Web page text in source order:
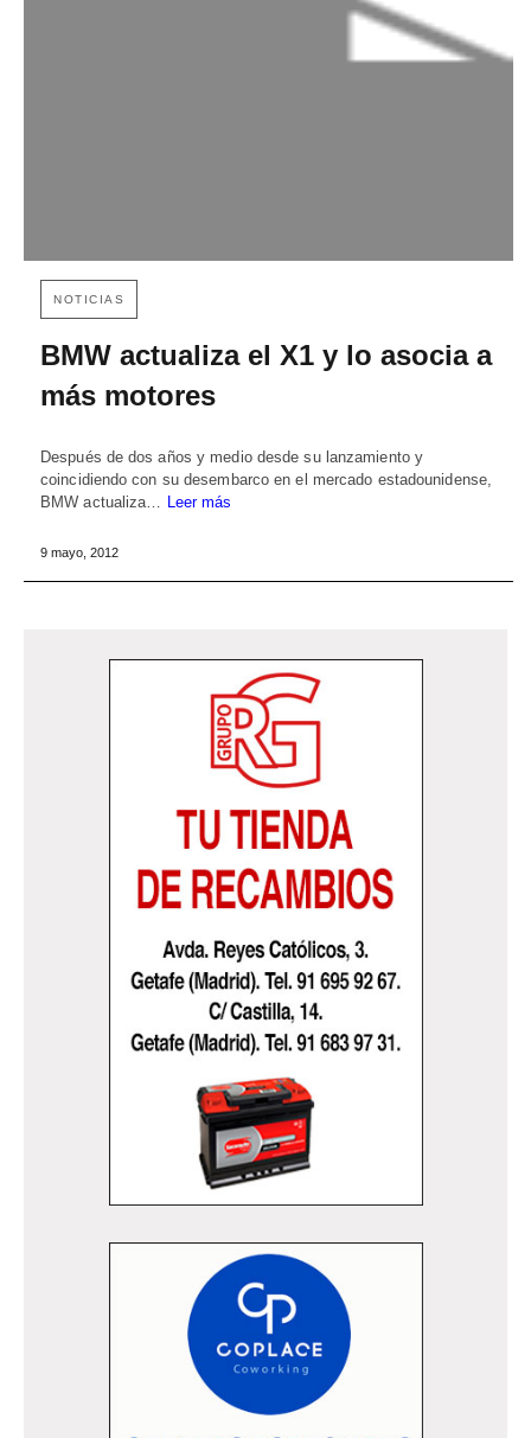
NOTICIAS
BMW actualiza el X1 y lo asocia a
más motores
Después de dos años y medio desde su lanzamiento y
coincidiendo con su desembarco en el mercado estadounidense,
BMW actualiza… Leer más
9 mayo, 2012